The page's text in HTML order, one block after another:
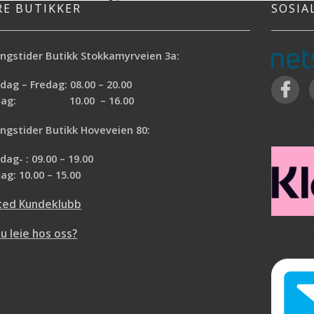
som tapet eller
er
uten at
under tapen. Tapen
overflater
malekanter
etter 60 dager
gjennom
både vann- og
BUTIKKER
Butikk Stokkamyrveien 3a:
– Fredag: 08.00 – 20.00
10.00 – 16.00
Butikk Hoveveien 80:
: 09.00 – 19.00
10.00 – 15.00
Kundeklubb
leie hos oss?